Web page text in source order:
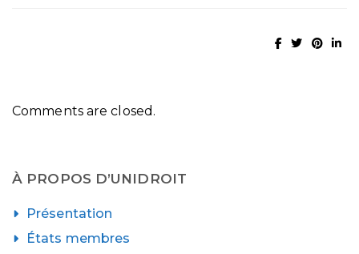
Comments are closed.
À PROPOS D’UNIDROIT
Présentation
États membres